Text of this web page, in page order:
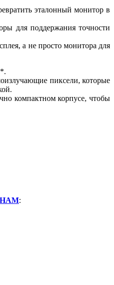
эталонный монитор в
для поддержания точности
а не просто монитора для
пиксели, которые
компактном корпусе, чтобы
НАМ: